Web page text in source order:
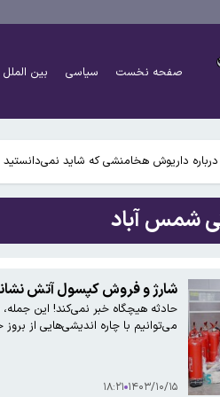
صفحه نخست سیاسی بین الملل
در مسیر تکامل مغز؛ آیا میوه و
تتر را تحریم کرد؛ یک صرافی ایرانی دیگر
پرسپولیس ماندنی شد
تتر را تحریم کرد؛ یک صرافی ایرانی دیگر
شمس آباد
شارژ و فروش کپسول آتش
حادثه هیچگاه خبر نمی‌کند! این
می‌توانیم با چاره اندیشی‌هایی از
۱۴۰۳/۱۰/۱۵ ۱۸:۲۱